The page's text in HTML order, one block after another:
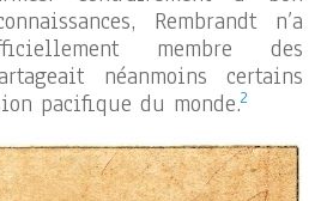
Rembrandt n’a
membre des
néanmoins certains
pacifique du monde.2